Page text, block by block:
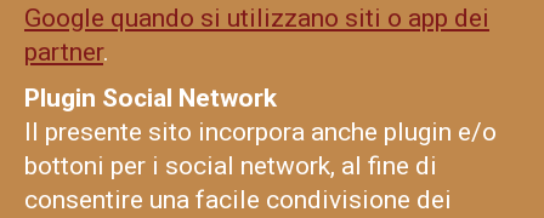
Google quando si utilizzano siti o app dei
partner.
Plugin Social Network
Il presente sito incorpora anche plugin e/o
bottoni per i social network, al fine di
consentire una facile condivisione dei